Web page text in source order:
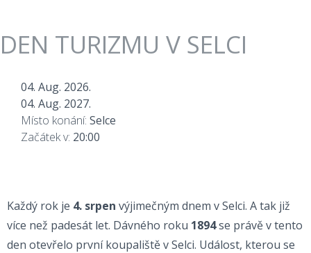
DEN TURIZMU V SELCI
04. Aug. 2026.
04. Aug. 2027.
Místo konání: Selce
Začátek v: 20:00
Každý rok je 4. srpen výjimečným dnem v Selci. A tak již
více než padesát let. Dávného roku 1894se právě v tento
den otevřelo první koupaliště v Selci. Událost, kterou se